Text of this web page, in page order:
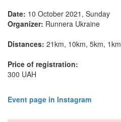
Date: 10 October 2021, Sunday
Organizer: Runnera Ukraine
Distances: 21km, 10km, 5km, 1km
Price of registration:
300 UAH
Event page in Instagram